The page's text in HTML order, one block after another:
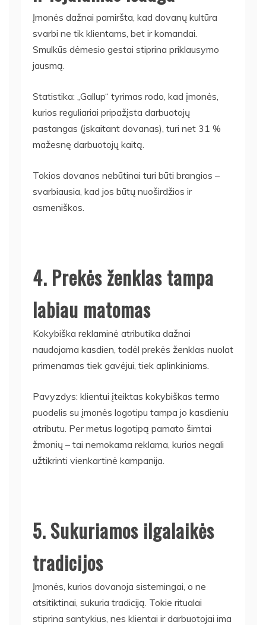
Įmonės dažnai pamiršta, kad dovanų kultūra
svarbi ne tik klientams, bet ir komandai.
Smulkūs dėmesio gestai stiprina priklausymo
jausmą.
Statistika: „Gallup“ tyrimas rodo, kad įmonės,
kurios reguliariai pripažįsta darbuotojų
pastangas (įskaitant dovanas), turi net 31 %
mažesnę darbuotojų kaitą.
Tokios dovanos nebūtinai turi būti brangios –
svarbiausia, kad jos būtų nuoširdžios ir
asmeniškos.
4. Prekės ženklas tampa
labiau matomas
Kokybiška reklaminė atributika dažnai
naudojama kasdien, todėl prekės ženklas nuolat
primenamas tiek gavėjui, tiek aplinkiniams.
Pavyzdys: klientui įteiktas kokybiškas termo
puodelis su įmonės logotipu tampa jo kasdieniu
atributu. Per metus logotipą pamato šimtai
žmonių – tai nemokama reklama, kurios negali
užtikrinti vienkartinė kampanija.
5. Sukuriamos ilgalaikės
tradicijos
Įmonės, kurios dovanoja sistemingai, o ne
atsitiktinai, sukuria tradiciją. Tokie ritualai
stiprina santykius, nes klientai ir darbuotojai ima